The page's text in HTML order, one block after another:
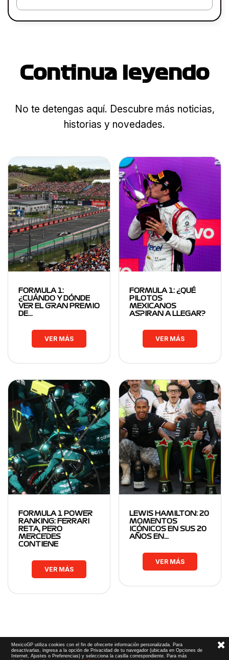
Continua leyendo
No te detengas aquí. Descubre más noticias,
historias y novedades.
FORMULA 1:
¿CUÁNDO Y DÓNDE
VER EL GRAN PREMIO
DE…
VER MÁS
FORMULA 1: ¿QUÉ
PILOTOS
MEXICANOS
ASPIRAN A LLEGAR?
VER MÁS
FORMULA 1 POWER
RANKING: FERRARI
RETA, PERO
MERCEDES
CONTIENE
VER MÁS
LEWIS HAMILTON: 20
MOMENTOS
ICÓNICOS EN SUS 20
AÑOS EN…
VER MÁS
MexicoGP utiliza cookies con el fin de ofrecerte información personalizada. Para
desactivarlas, ingresa a la opción de Privacidad de tu navegador (ubicada en Opciones de
Internet, Ajustes o Preferencias) y selecciona la casilla correspondiente. Para más